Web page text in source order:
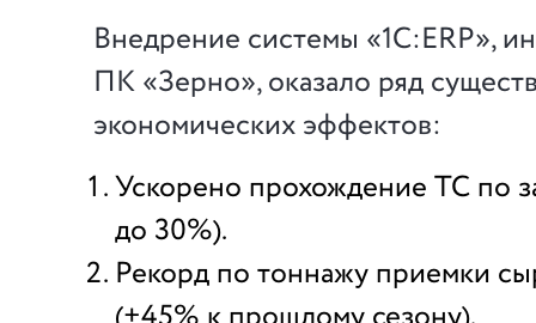
Внедрение системы «1С:ERP»,
ПК «Зерно», оказало ряд
экономических эффектов:
Ускорено прохождение ТС по
до 30%).
Рекорд по тоннажу приемки